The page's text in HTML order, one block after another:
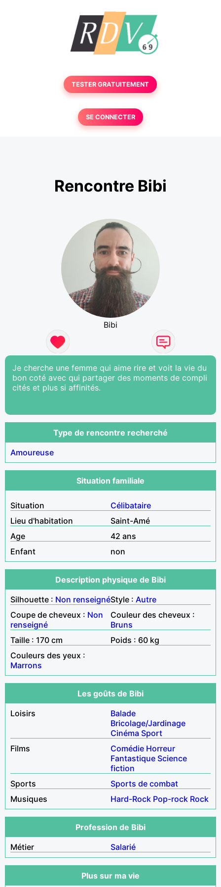
TESTER GRATUITEMENT
SE CONNECTER
Rencontre Bibi
Bibi
Je cherche une femme qui aime rire et voit la vie du
bon coté avec qui partager des moments de compli
cités et plus si affinités.
Type de rencontre recherché
Amoureuse
Situation familiale
Situation
Célibataire
Lieu d'habitation
Saint-Amé
Age
42 ans
Enfant
non
Description physique de Bibi
Silhouette : Non renseignéStyle : Autre
Coupe de cheveux : Non
renseigné
Couleur des cheveux :
Bruns
Taille : 170 cm
Poids : 60 kg
Couleurs des yeux :
Marrons
Les goûts de Bibi
Loisirs
Balade
Bricolage/Jardinage
Cinéma Sport
Films
Comédie Horreur
Fantastique Science
fiction
Sports
Sports de combat
Musiques
Hard-Rock Pop-rock Rock
Profession de Bibi
Métier
Salarié
Plus sur ma vie